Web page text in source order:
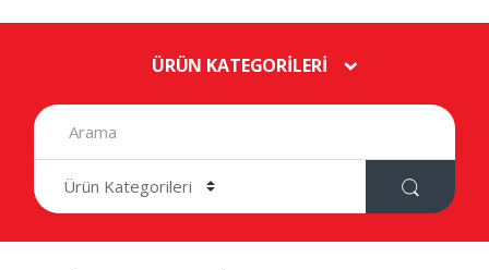
ÜRÜN KATEGORİLERİ
S
e
c
h